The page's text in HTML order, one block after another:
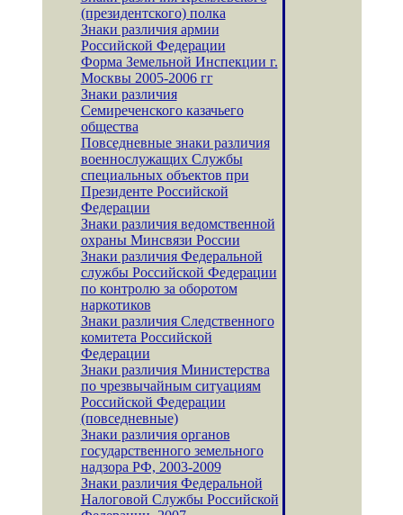
(президентского) полка
Знаки различия армии
Российской Федерации
Форма Земельной Инспекции г.
Москвы 2005-2006 гг
Знаки различия
Семиреченского казачьего
общества
Повседневные знаки различия
военнослужащих Службы
специальных объектов при
Президенте Российской
Федерации
Знаки различия ведомственной
охраны Минсвязи России
Знаки различия Федеральной
службы Российской Федерации
по контролю за оборотом
наркотиков
Знаки различия Следственного
комитета Российской
Федерации
Знаки различия Министерства
по чрезвычайным ситуациям
Российской Федерации
(повседневные)
Знаки различия органов
государственного земельного
надзора РФ, 2003-2009
Знаки различия Федеральной
Налоговой Службы Российской